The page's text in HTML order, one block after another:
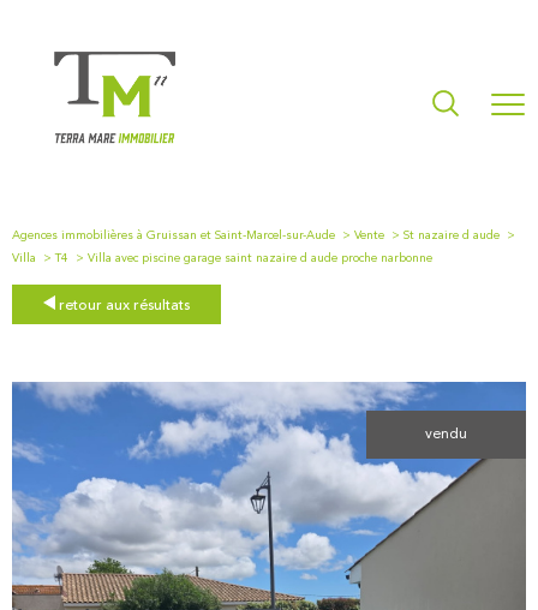
Agences immobilières à Gruissan et Saint-Marcel-sur-Aude Vente
St nazaire d aude
Villa
T4 Villa avec piscine garage saint nazaire d aude proche narbonne
retour aux résultats
vendu